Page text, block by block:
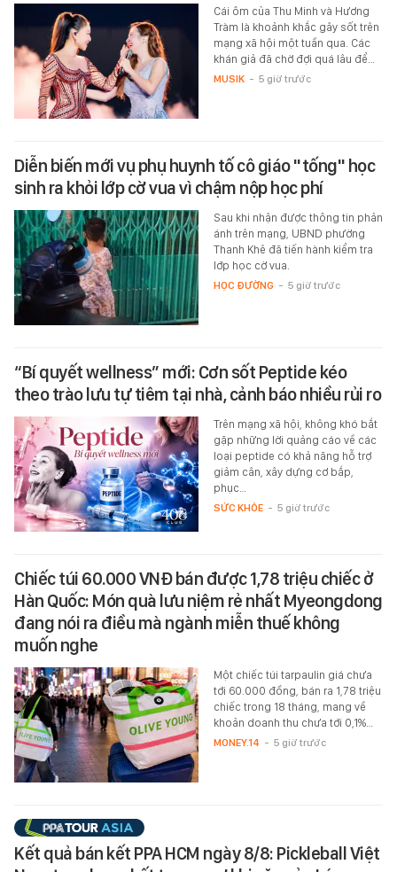
Cái ôm của Thu Minh và Hương
Tràm là khoảnh khắc gây sốt trên
mạng xã hội một tuần qua. Các
khán giả đã chờ đợi quá lâu để…
MUSIK - 5 giờ trước
Diễn biến mới vụ phụ huynh tố cô giáo "tống" học
sinh ra khỏi lớp cờ vua vì chậm nộp học phí
Sau khi nhận được thông tin phản
ánh trên mạng, UBND phường
Thanh Khê đã tiến hành kiểm tra
lớp học cờ vua.
HỌC ĐƯỜNG - 5 giờ trước
“Bí quyết wellness” mới: Cơn sốt Peptide kéo
theo trào lưu tự tiêm tại nhà, cảnh báo nhiều rủi ro
Trên mạng xã hội, không khó bắt
gặp những lời quảng cáo về các
loại peptide có khả năng hỗ trợ
giảm cân, xây dựng cơ bắp,
phục…
SỨC KHỎE - 5 giờ trước
Chiếc túi 60.000 VNĐ bán được 1,78 triệu chiếc ở
Hàn Quốc: Món quà lưu niệm rẻ nhất Myeongdong
đang nói ra điều mà ngành miễn thuế không
muốn nghe
Một chiếc túi tarpaulin giá chưa
tới 60.000 đồng, bán ra 1,78 triệu
chiếc trong 18 tháng, mang về
khoản doanh thu chưa tới 0,1%…
MONEY.14 - 5 giờ trước
Kết quả bán kết PPA HCM ngày 8/8: Pickleball Việt